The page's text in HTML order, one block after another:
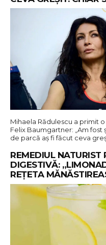
Mihaela Rădulescu a primit
Felix Baumgartner: „Am
de parcă aș fi făcut ceva
REMEDIUL NATURIST
DIGESTIVĂ:
REȚETA